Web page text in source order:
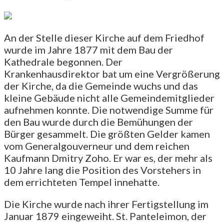
An der Stelle dieser Kirche auf dem Friedhof
wurde im Jahre 1877 mit dem Bau der
Kathedrale begonnen. Der
Krankenhausdirektor bat um eine Vergrößerung
der Kirche, da die Gemeinde wuchs und das
kleine Gebäude nicht alle Gemeindemitglieder
aufnehmen konnte. Die notwendige Summe für
den Bau wurde durch die Bemühungen der
Bürger gesammelt. Die größten Gelder kamen
vom Generalgouverneur und dem reichen
Kaufmann Dmitry Zoho. Er war es, der mehr als
10 Jahre lang die Position des Vorstehers in
dem errichteten Tempel innehatte.
Die Kirche wurde nach ihrer Fertigstellung im
Januar 1879 eingeweiht. St. Panteleimon, der